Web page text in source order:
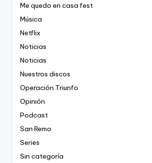
Me quedo en casa fest
Música
Netflix
Noticias
Noticias
Nuestros discos
Operación Triunfo
Opinión
Podcast
San Remo
Series
Sin categoría